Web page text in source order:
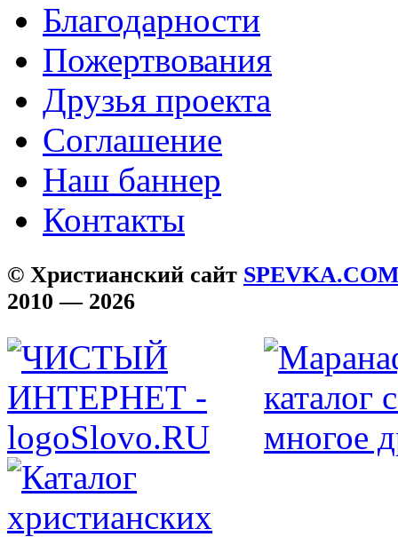
Благодарности
Пожертвования
Друзья проекта
Соглашение
Наш баннер
Контакты
© Христианский сайт
2010 — 2026